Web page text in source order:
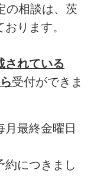
の相談は、茨
ります。
されている
受付ができま
月最終金曜日
約につきまし